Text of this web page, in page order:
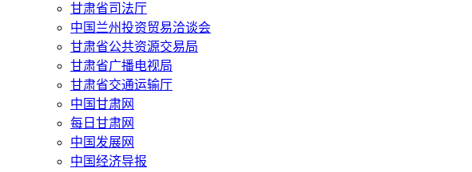
甘肃省司法厅
中国兰州投资贸易洽谈会
甘肃省公共资源交易局
甘肃省广播电视局
甘肃省交通运输厅
中国甘肃网
每日甘肃网
中国发展网
中国经济导报